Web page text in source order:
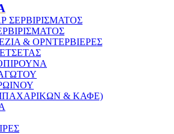
ΣΕΡΒΙΡΙΣΜΑΤΟΣ
& ΟΡΝΤΕΡΒΙΕΡΕΣ
& ΚΑΦΕ)